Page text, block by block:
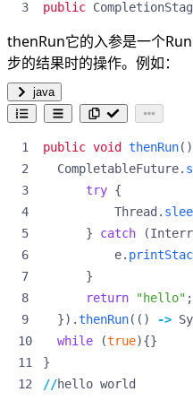
public
thenRun它的入参是一个
步的结果时的操作。例如：
java
public void thenRun
CompletableFuture.
try {
Thread .
}
catch (
e.
}
return
"hello" ;
}).thenRun(() ->
while
(true){}
}
//hello world